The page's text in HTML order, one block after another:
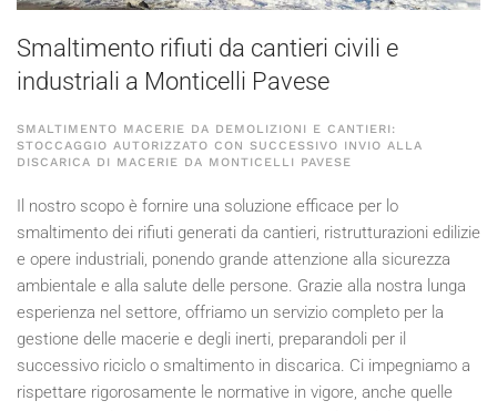
Smaltimento rifiuti da cantieri civili e
industriali a Monticelli Pavese
SMALTIMENTO MACERIE DA DEMOLIZIONI E CANTIERI:
STOCCAGGIO AUTORIZZATO CON SUCCESSIVO INVIO ALLA
DISCARICA DI MACERIE DA MONTICELLI PAVESE
Il nostro scopo è fornire una soluzione efficace per lo
smaltimento dei rifiuti generati da cantieri, ristrutturazioni edilizie
e opere industriali, ponendo grande attenzione alla sicurezza
ambientale e alla salute delle persone. Grazie alla nostra lunga
esperienza nel settore, offriamo un servizio completo per la
gestione delle macerie e degli inerti, preparandoli per il
successivo riciclo o smaltimento in discarica. Ci impegniamo a
rispettare rigorosamente le normative in vigore, anche quelle